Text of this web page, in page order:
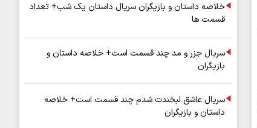
خلاصه داستان و بازیگران سریال داستان یک شب+ تعداد
قسمت ها
سریال جزر و مد چند قسمت است+ خلاصه داستان و
بازیگران
سریال عاشق لبخندت شدم چند قسمت است+ خلاصه
داستان و بازیگران